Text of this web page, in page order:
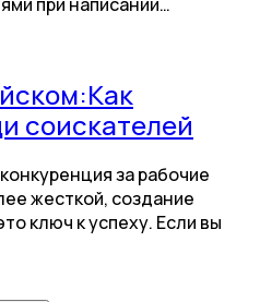
соискателей
за рабочие
жесткой, создание
ключ к успеху. Если вы